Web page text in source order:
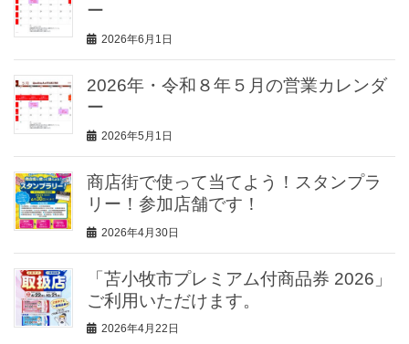
ー
2026年6月1日
2026年・令和８年５月の営業カレンダ
ー
2026年5月1日
商店街で使って当てよう！スタンプラ
リー！参加店舗です！
2026年4月30日
「苫小牧市プレミアム付商品券 2026」
ご利用いただけます。
2026年4月22日